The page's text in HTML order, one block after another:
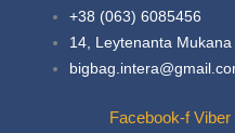
+38 (063) 6085456
14, Leytenanta
Facebook-f Viber